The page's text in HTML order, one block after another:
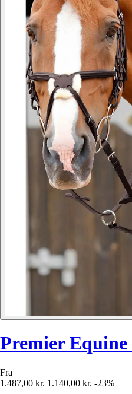
Premier Equine
Fra
1.487,00 kr. 1.140,00 kr. -23%